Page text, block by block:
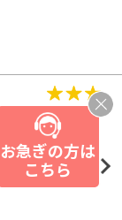
3.0
万円
お急ぎの方は
こちら